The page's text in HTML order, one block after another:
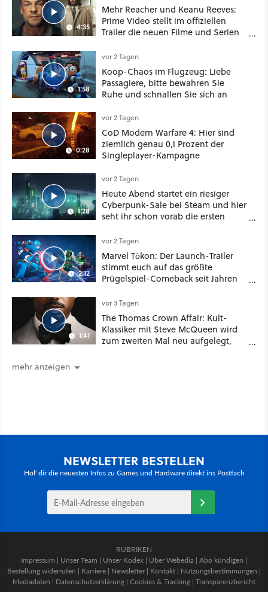
4:35
Mehr Reacher und Keanu Reeves:
Prime Video stellt im offiziellen
Trailer die neuen Filme und Serien
1:58
vor 2 Tagen
Koop-Chaos im Flugzeug: Liebe
Passagiere, bitte bewahren Sie
Ruhe und schnallen Sie sich an
0:28
vor 2 Tagen
CoD Modern Warfare 4: Hier sind
ziemlich genau 0,1 Prozent der
Singleplayer-Kampagne
1:28
vor 2 Tagen
Heute Abend startet ein riesiger
Cyberpunk-Sale bei Steam und hier
seht ihr schon vorab die ersten
2:12
vor 2 Tagen
Marvel Tōkon: Der Launch-Trailer
stimmt euch auf das größte
Prügelspiel-Comeback seit Jahren
1:41
vor 3 Tagen
The Thomas Crown Affair: Kult-
Klassiker mit Steve McQueen wird
zum zweiten Mal neu aufgelegt,
mehr anzeigen
NEWSLETTER BESTELLEN
Hol' dir die neuesten Infos zu Games und Hardware direkt ins Postfach
RUBRIKEN
Impressum | Unser Team | Unser Kodex | Über Webedia | Abo kündigen |
Bestellung widerrufen | Karriere | Newsletter | Kontakt | Nutzungsbestimmungen |
Mediadaten | Datenschutzerklärung | Cookies & Tracking | Transparenzbericht